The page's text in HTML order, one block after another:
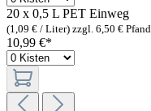
20 x 0,5 L PET Einweg
(1,09 € / Liter) zzgl. 6,50 € Pfand
10,99 €*